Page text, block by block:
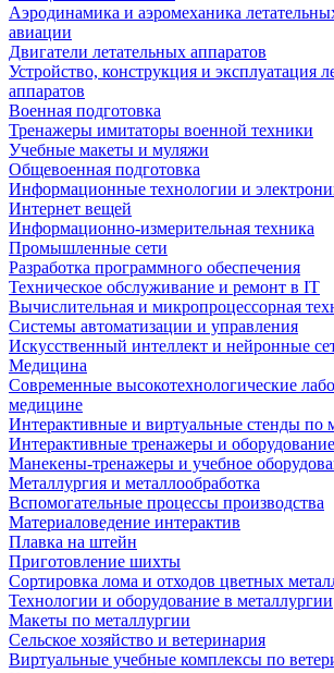
Аэродинамика и аэромеханика
авиации
Двигатели летательных аппаратов
Устройство, конструкция и эксплуатация
аппаратов
Военная подготовка
Тренажеры имитаторы военной техники
Учебные макеты и муляжи
Общевоенная подготовка
Информационные технологии и
Интернет вещей
Информационно-измерительная техника
Промышленные сети
Разработка программного обеспечения
Техническое обслуживание и ремонт в IT
Вычислительная и микропроцессорная
Системы автоматизации и управления
Искусственный интеллект и нейронные
Медицина
Современные высокотехнологические
медицине
Интерактивные и виртуальные стенды по
Интерактивные тренажеры и
Манекены-тренажеры и учебное
Металлургия и металлообработка
Вспомогательные процессы производства
Материаловедение интерактив
Плавка на штейн
Приготовление шихты
Сортировка лома и отходов цветных
Технологии и оборудование в металлургии
Макеты по металлургии
Сельское хозяйство и ветеринария
Виртуальные учебные комплексы по